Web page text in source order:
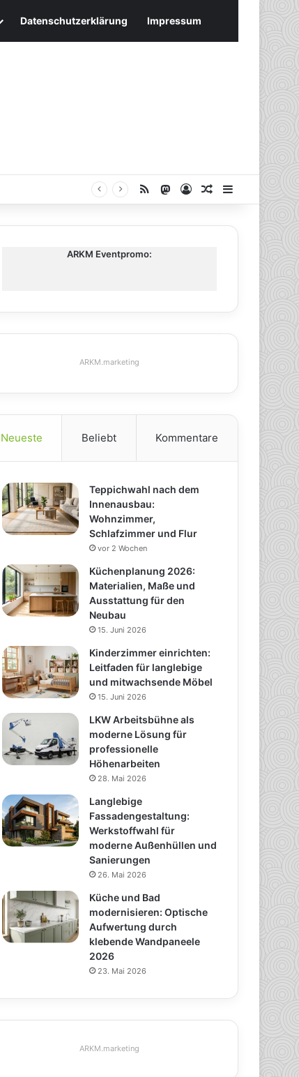
Datenschutzerklärung Impressum
RSS Mastodon
AnmeldenZufälliger
ARKM Eventpromo:
ARKM.marketing
Neueste Beliebt Kommentare
Teppichwahl nach dem
Innenausbau:
Wohnzimmer,
Schlafzimmer und Flur
vor 2 Wochen
Küchenplanung 2026:
Materialien, Maße und
Ausstattung für den
Neubau
15. Juni 2026
Kinderzimmer einrichten:
Leitfaden für langlebige
und mitwachsende Möbel
15. Juni 2026
LKW Arbeitsbühne als
moderne Lösung für
professionelle
Höhenarbeiten
28. Mai 2026
Langlebige
Fassadengestaltung:
Werkstoffwahl für
moderne Außenhüllen und
Sanierungen
26. Mai 2026
Küche und Bad
modernisieren: Optische
Aufwertung durch
klebende Wandpaneele
2026
23. Mai 2026
ARKM.marketing